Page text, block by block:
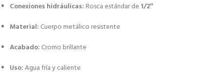
Conexiones hidráulicas: Rosca estándar de 1/2″
Material: Cuerpo metálico resistente
Acabado: Cromo brillante
Uso:Agua fría y caliente